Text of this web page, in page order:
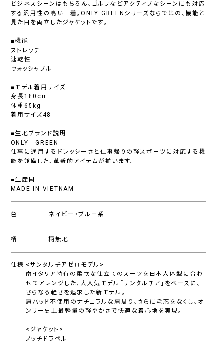
ビジネスシーンはもちろん、ゴルフなどアクティブなシーンにも対応
する汎用性の高い一着。ONLY GREENシリーズならではの、機能と
見た目を両立したジャケットです。
■機能
ストレッチ
速乾性
ウォッシャブル
■モデル着用サイズ
身長180cm
体重65kg
着用サイズ48
■生地ブランド説明
ONLY GREEN
仕事に通用するドレッシーさと仕事帰りの軽スポーツに対応する機
能を兼備した、革新的アイテムが揃います。
■生産国
MADE IN VIETNAM
色 ネイビー・ブルー系
柄 柄無地
仕様 <サンタルチアゼロモデル>
南イタリア特有の柔軟な仕立てのスーツを日本人体型に合わ
せてアレンジした、大人気モデル「サンタルチア」をベースに、
さらなる軽さを追求した新モデル。
肩パッド不使用のナチュラルな肩周り、さらに毛芯をなくし、オ
ンリー史上最軽量の軽やかさで快適な着心地を実現。
<ジャケット>
ノッチドラペル